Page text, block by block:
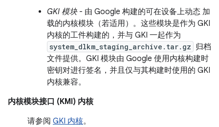
GKI 模块- 由 Google 构建的可在设备上动态 加
载的内核模块（若适用）。这些模块是作为 GKI
内核的工件构建的，并与 GKI 一起作为
system_dlkm_staging_archive.tar.gz 归档
文件提供。GKI 模块由 Google 使用内核构建时
密钥对进行签名，并且仅与其构建时使用的 GKI
内核兼容。
内核模块接口 (KMI) 内核
请参阅 GKI 内核。